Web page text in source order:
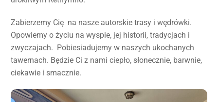
Zabierzemy Cię na nasze autorskie trasy i wędrówki.
Opowiemy o życiu na wyspie, jej historii, tradycjach i
zwyczajach. Pobiesiadujemy w naszych ukochanych
tawernach. Będzie Ci z nami ciepło, słonecznie, barwnie,
ciekawie i smacznie.